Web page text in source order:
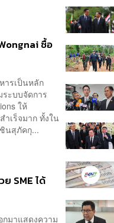
ซื้อ
ารเป็นหลัก
ระบบจัดการ
ให้
เร็จมาก ทั้งใน
นสุภัคกุ...
SME ได้
กมาแสดงความ